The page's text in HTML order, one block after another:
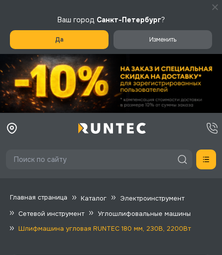
Ваш город Санкт-Петербург?
Да Изменить
Главная страница Каталог
Электроинструмент
Сетевой инструмент
Углошлифовальные машины
Шлифмашина угловая RUNTEC 180 мм, 230В, 2200Вт